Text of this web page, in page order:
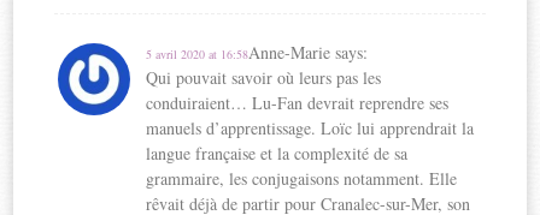
Anne-Marie says:
5 avril 2020 at 16:58
Qui pouvait savoir où leurs pas les
conduiraient… Lu-Fan devrait reprendre ses
manuels d’apprentissage. Loïc lui apprendrait la
langue française et la complexité de sa
grammaire, les conjugaisons notamment. Elle
rêvait déjà de partir pour Cranalec-sur-Mer, son